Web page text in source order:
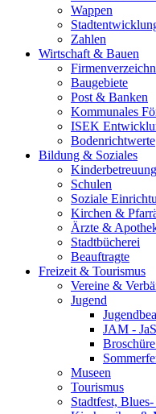
Wappen
Zahlen
Wirtschaft & Bauen
Baugebiete
Post & Banken
Kommunales
ISEK
Bodenrichtwerte
Bildung & Soziales
Kinderbetreuung
Schulen
Soziale
Kirchen &
Ärzte &
Stadtbücherei
Beauftragte
Freizeit & Tourismus
Vereine &
Jugend
JAM -
Museen
Tourismus
Stadtfest,